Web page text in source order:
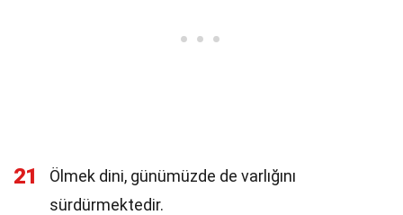
21
Ölmek dini, günümüzde de varlığını
sürdürmektedir.